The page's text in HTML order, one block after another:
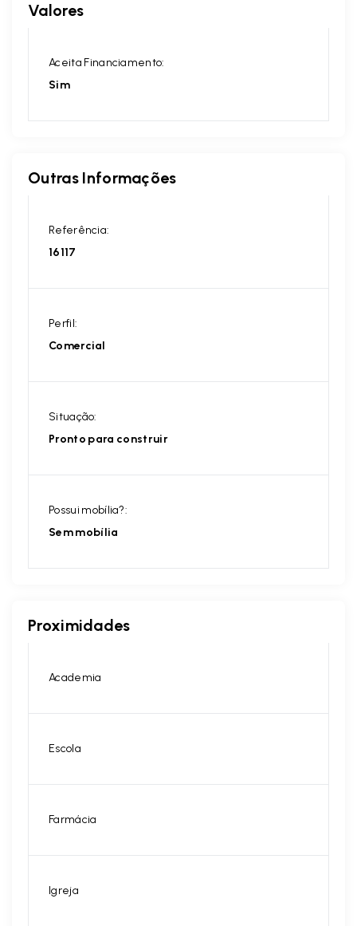
Valores
Aceita Financiamento:
Sim
Outras Informações
Referência:
16117
Perfil:
Comercial
Situação:
Pronto para construir
Possui mobília?:
Sem mobília
Proximidades
Academia
Escola
Farmácia
Igreja